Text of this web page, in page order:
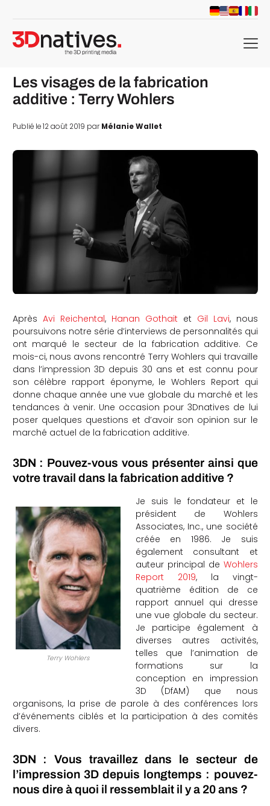
menu
Les visages de la fabrication
additive : Terry Wohlers
Publié le 12 août 2019 parMélanie Wallet
Après Avi Reichental, Hanan Gothait et Gil Lavi, nous
poursuivons notre série d’interviews de personnalités qui
ont marqué le secteur de la fabrication additive. Ce
mois-ci, nous avons rencontré Terry Wohlers qui travaille
dans l’impression 3D depuis 30 ans et est connu pour
son célèbre rapport éponyme, le Wohlers Report qui
donne chaque année une vue globale du marché et les
tendances à venir. Une occasion pour 3Dnatives de lui
poser quelques questions et d’avoir son opinion sur le
marché actuel de la fabrication additive.
3DN : Pouvez-vous vous présenter ainsi que
votre travail dans la fabrication additive ?
Terry Wohlers
Je suis le fondateur et le
président de Wohlers
Associates, Inc., une société
créée en 1986. Je suis
également consultant et
auteur principal de Wohlers
Report 2019, la vingt-
quatrième édition de ce
rapport annuel qui dresse
une vue globale du secteur.
Je participe également à
diverses autres activités,
telles que l’animation de
formations sur la
conception en impression
3D (DfAM) que nous
organisons, la prise de parole à des conférences lors
d’événements ciblés et la participation à des comités
divers.
3DN : Vous travaillez dans le secteur de
l’impression 3D depuis longtemps : pouvez-
nous dire à quoi il ressemblait il y a 20 ans ?